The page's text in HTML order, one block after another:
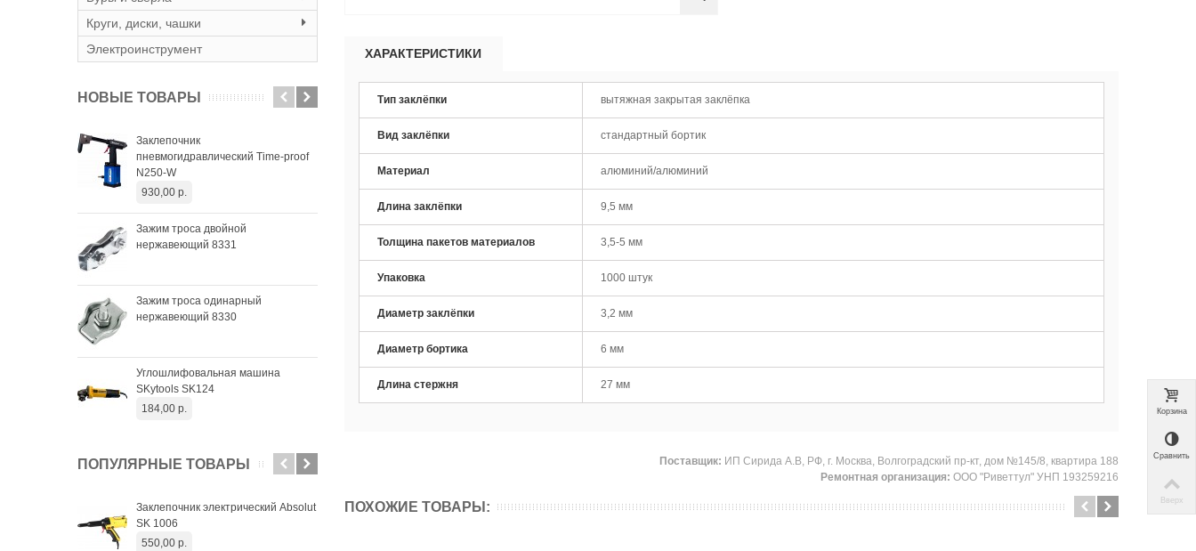
Круги, диски, чашки
Электроинструмент
НОВЫЕ ТОВАРЫ
Заклепочник
пневмогидравлический Time-proof
N250-W
930,00 р.
Зажим троса двойной
нержавеющий 8331
Зажим троса одинарный
нержавеющий 8330
Углошлифовальная машина
SKytools SK124
184,00 р.
Винтоверт SKytools SK7007
ударный аккумуляторный
652,00 р.
Чашка алмазная шлифовальная
SKytools SK0033 125...
33,00 р.
Чашка алмазная шлифовальная
34,00 р.
Чашка алмазная шлифовальная
29,00 р.
Чашка алмазная шлифовальная
SKytools SK0030 125...
32,00 р.
Диск алмазный отрезной по бетону
SKytools...
90,00 р.
Диск алмазный отрезной по бетону
32,00 р.
ПОПУЛЯРНЫЕ ТОВАРЫ
Заклепочник электрический Absolut
SK 1006
550,00 р.
Заклепочник аккумуляторный Time-
ХАРАКТЕРИСТИКИ
Тип заклёпки вытяжная закрытая заклёпка
Вид заклёпки стандартный бортик
Материал алюминий/алюминий
Длина заклёпки 9,5 мм
Толщина пакетов материалов 3,5-5 мм
Упаковка 1000 штук
Диаметр заклёпки 3,2 мм
Диаметр бортика 6 мм
Длина стержня 27 мм
Поставщик: ИП Сирида А.В, РФ, г. Москва, Волгоградский пр-кт, дом №145/8, квартира 188
Ремонтная организация: ООО "Риветтул" УНП 193259216
ПОХОЖИЕ ТОВАРЫ:
Корзина
Сравнить
Вверх